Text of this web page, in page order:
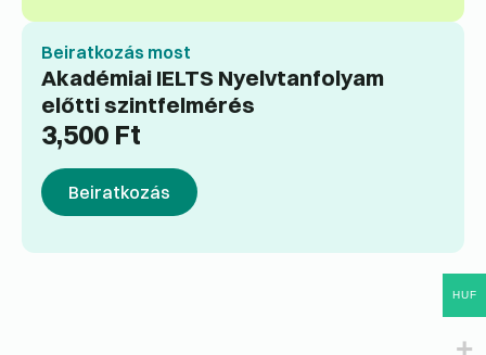
Beiratkozás most
Akadémiai IELTS Nyelvtanfolyam
előtti szintfelmérés
3,500 Ft
Beiratkozás
HUF